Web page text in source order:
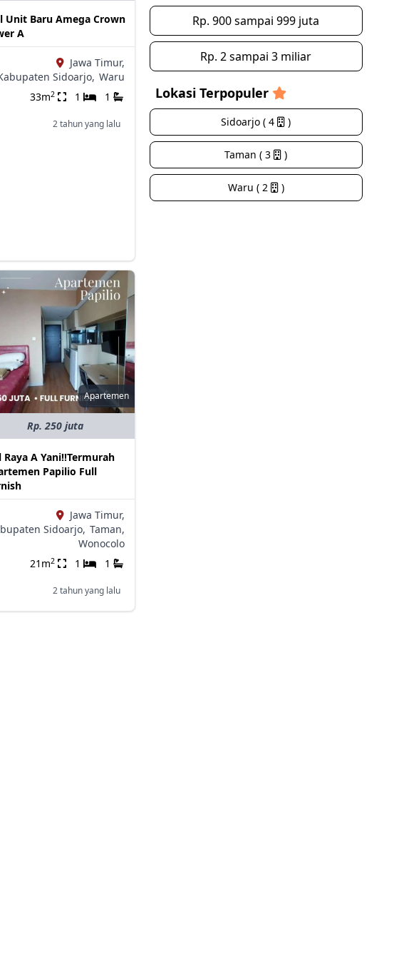
Unit Baru Amega Crown
A
Jawa Timur,
Sidoarjo, Waru
33m2 1 1
2 tahun yang lalu
Apartemen
Rp. 250 juta
Raya A Yani‼️Termurah
Papilio Full
Jawa Timur,
Sidoarjo, Taman,
Wonocolo
21m2 1 1
2 tahun yang lalu
Rp. 900 sampai 999 juta
Rp. 2 sampai 3 miliar
Lokasi Terpopuler
Sidoarjo ( 4 )
Taman ( 3 )
Waru ( 2 )